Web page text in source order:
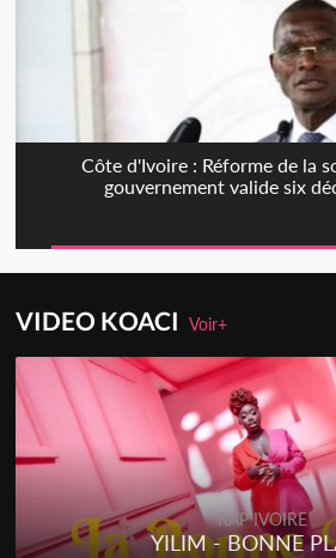
Côte d'Ivoire : Réforme de la
gouvernement valide six
VIDEO KOACIVoir+
RAP IVOIRE
YILIM - BONNE